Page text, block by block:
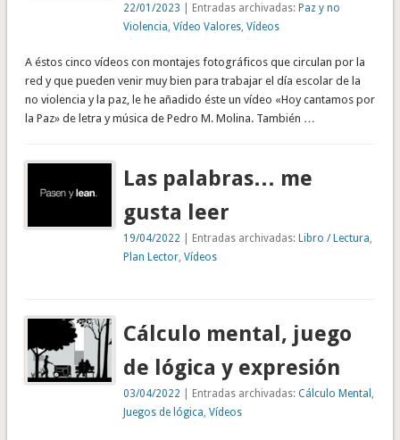
22/01/2023 | Entradas archivadas:Paz y no
Violencia ,Vídeo Valores ,Vídeos
A éstos cinco vídeos con montajes fotográficos que circulan por la
red y que pueden venir muy bien para trabajar el día escolar de la
no violencia y la paz, le he añadido éste un vídeo «Hoy cantamos por
la Paz» de letra y música de Pedro M. Molina. También …
Las palabras… me
gusta leer
19/04/2022 | Entradas archivadas:Libro / Lectura
Plan Lector ,Vídeos
Cálculo mental, juego
de lógica y expresión
03/04/2022 | Entradas archivadas:Cálculo Mental
Juegos de lógica ,Vídeos